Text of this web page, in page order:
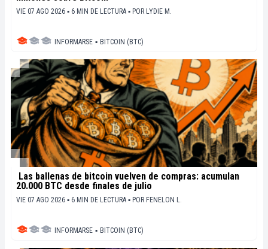
VIE 07 AGO 2026 ▪ 6 MIN DE LECTURA ▪ POR LYDIE M.
INFORMARSE ▪ BITCOIN (BTC)
Las ballenas de bitcoin vuelven de compras: acumulan
20.000 BTC desde finales de julio
VIE 07 AGO 2026 ▪ 6 MIN DE LECTURA ▪ POR FENELON L.
INFORMARSE ▪ BITCOIN (BTC)